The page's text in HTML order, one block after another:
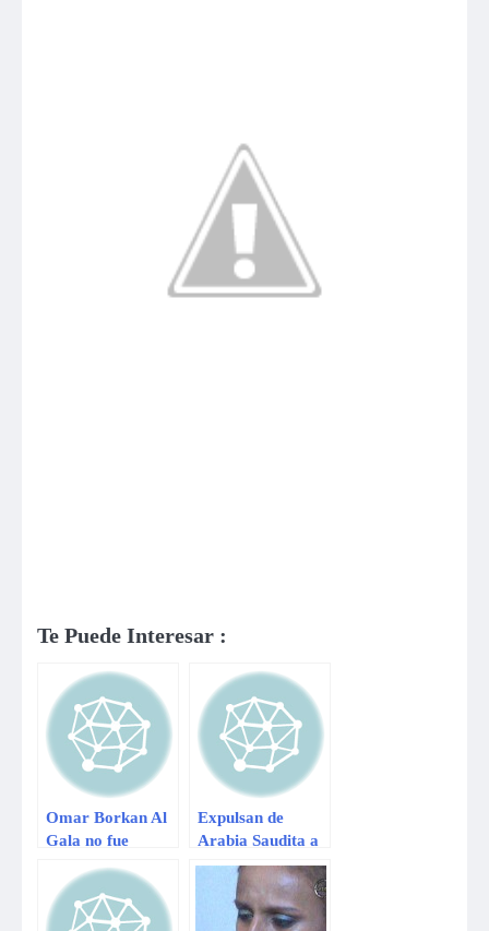
Te Puede Interesar :
Omar Borkan Al
Gala no fue
guapo
Expulsan de
Arabia Saudita a
tres hombres por
ser demasiado
‘guapos’